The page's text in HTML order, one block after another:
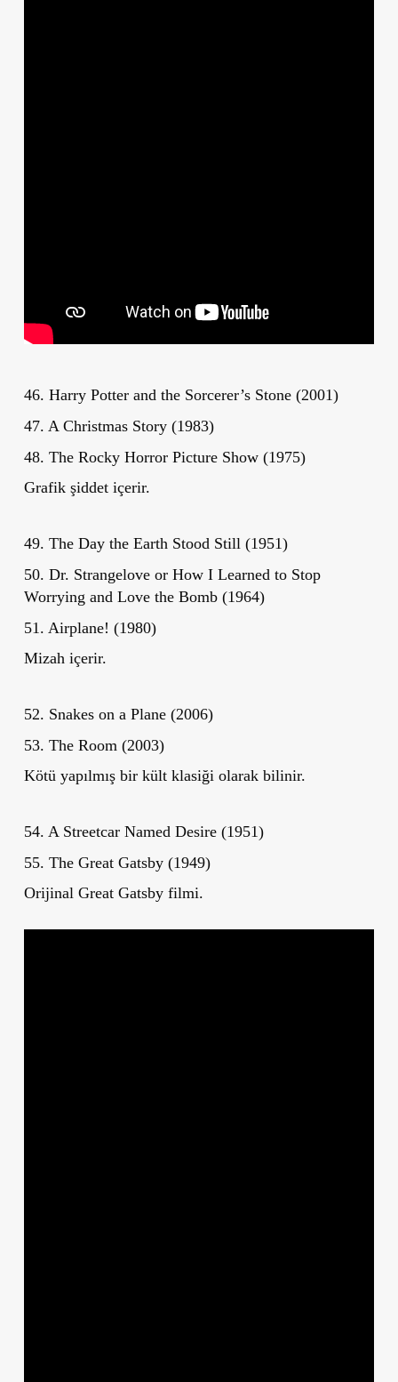
46. Harry Potter and the Sorcerer’s Stone (2001)
47. A Christmas Story (1983)
48. The Rocky Horror Picture Show (1975)
Grafik şiddet içerir.
49. The Day the Earth Stood Still (1951)
50. Dr. Strangelove or How I Learned to Stop
Worrying and Love the Bomb (1964)
51. Airplane! (1980)
Mizah içerir.
52. Snakes on a Plane (2006)
53. The Room (2003)
Kötü yapılmış bir kült klasiği olarak bilinir.
54. A Streetcar Named Desire (1951)
55. The Great Gatsby (1949)
Orijinal Great Gatsby filmi.